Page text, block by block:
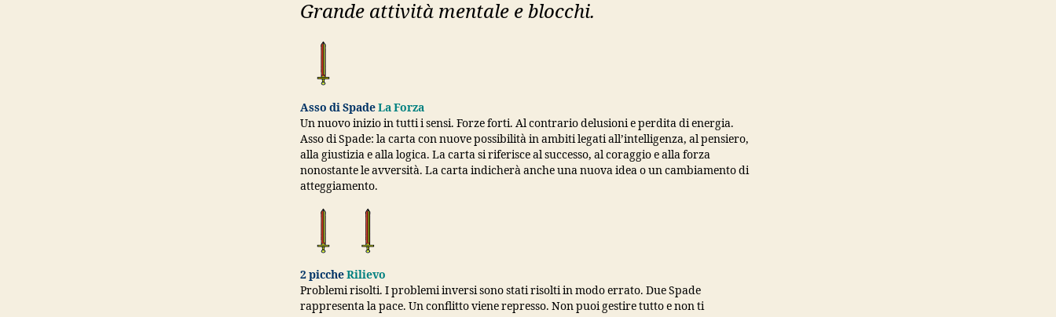
Grande attività mentale e blocchi.
Asso di SpadeLa Forza
Un nuovo inizio in tutti i sensi. Forze forti. Al contrario delusioni e perdita di energia.
Asso di Spade: la carta con nuove possibilità in ambiti legati all’intelligenza, al pensiero,
alla giustizia e alla logica. La carta si riferisce al successo, al coraggio e alla forza
nonostante le avversità. La carta indicherà anche una nuova idea o un cambiamento di
atteggiamento.
2 piccheRilievo
Problemi risolti. I problemi inversi sono stati risolti in modo errato. Due Spade
rappresenta la pace. Un conflitto viene represso. Non puoi gestire tutto e non ti